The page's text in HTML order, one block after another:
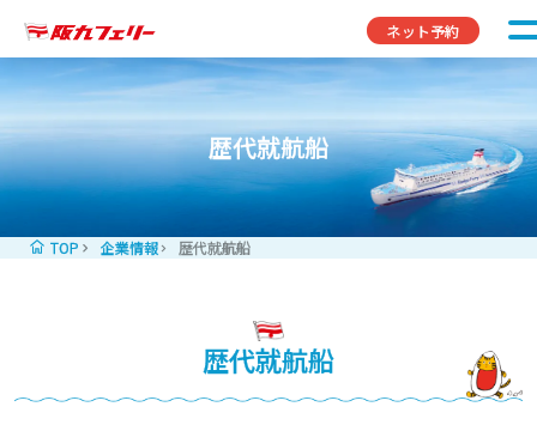
ネット予約
歴代就航船
TOP 企業情報 歴代就航船
歴代就航船